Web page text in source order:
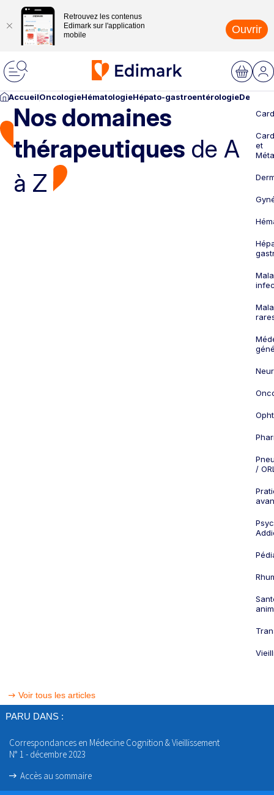
Retrouvez les contenus
Edimark sur l'application
mobile
Ouvrir
AccueilOncologieHématologieHépato-gastroentérologie
Nos domaines
thérapeutiques de A
à Z
et
/
Voir tous les articles
PARU DANS :
Correspondances en Médecine Cognition & Vieillissement
N° 1 - décembre 2023
Accès au sommaire